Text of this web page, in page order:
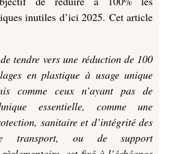
inutiles d’ici 2025. Cet article
tendre vers une réduction de 100
en plastique à usage unique
comme ceux n’ayant pas de
essentielle, comme une
sanitaire et d’intégrité des
transport, ou de support